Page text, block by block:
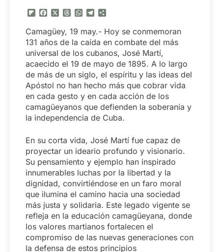
Flipboard
FacebookThreadsWhatsApp
Telegram
Camagüey, 19 may.- Hoy se conmemoran
131 años de la caída en combate del más
universal de los cubanos, José Martí,
acaecido el 19 de mayo de 1895. A lo largo
de más de un siglo, el espíritu y las ideas del
Apóstol no han hecho más que cobrar vida
en cada gesto y en cada acción de los
camagüeyanos que defienden la soberanía y
la independencia de Cuba.
En su corta vida, José Martí fue capaz de
proyectar un ideario profundo y visionario.
Su pensamiento y ejemplo han inspirado
innumerables luchas por la libertad y la
dignidad, convirtiéndose en un faro moral
que ilumina el camino hacia una sociedad
más justa y solidaria. Este legado vigente se
refleja en la educación camagüeyana, donde
los valores martianos fortalecen el
compromiso de las nuevas generaciones con
la defensa de estos principios